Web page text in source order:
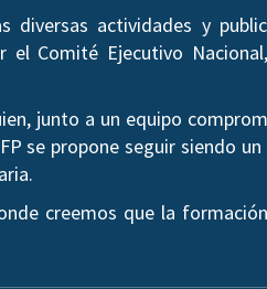
actividades y
Comité Ejecutivo
junto a un equipo
se propone seguir siendo
creemos que la